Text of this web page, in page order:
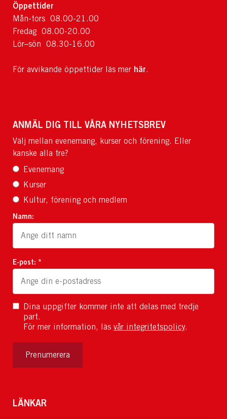
Öppettider
Mån-tors 08.00-21.00
Fredag 08.00-20.00
Lör–sön 08.30-16.00
För avvikande öppettider läs mer här.
ANMÄL DIG TILL VÅRA NYHETSBREV
Välj mellan evenemang, kurser och förening. Eller
kanske alla tre?
Evenemang
Kurser
Kultur, förening och medlem
Namn:
E-post: *
Dina uppgifter kommer inte att delas med tredje
part.
För mer information, läs vår integritetspolicy.
Prenumerera
LÄNKAR